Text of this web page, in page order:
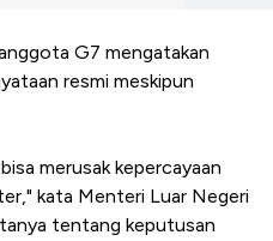
G7 mengatakan
resmi meskipun
merusak kepercayaan
kata Menteri Luar Negeri
tentang keputusan